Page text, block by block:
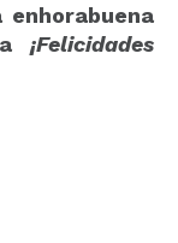
¡Felicidades